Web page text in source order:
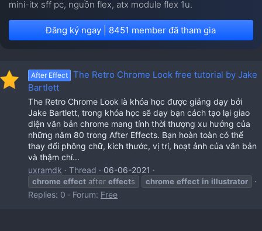
mini-itx sff pc, nguồn flex, atx module flex 1u.
Đăng ký ngay | 8451 member đã tham gia
After Effect
The Retro Chrome Look free tutorial by Jake
Bartlett
The Retro Chrome Look là khóa học được giảng dạy bởi
Jake Bartlett, trong khóa học sẽ dạy bạn cách tạo lại giao
diện văn bản chrome mang tính thời thượng xu hướng của
những năm 80 trong After Effects. Bạn hoàn toàn có thể
thay đổi phông chữ, kích thước, vị trí, hoạt ảnh của văn bản
và thậm chí...
uxramdk
Thread 06-06-2021
chrome effect after effects chrome effect in illustrator
Replies: 0 Forum: Free